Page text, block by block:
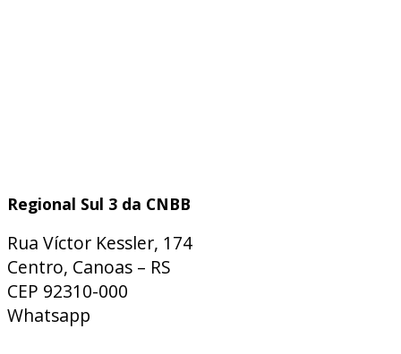
Regional Sul 3 da CNBB
Rua Víctor Kessler, 174
Centro, Canoas – RS
CEP 92310-000
Whatsapp